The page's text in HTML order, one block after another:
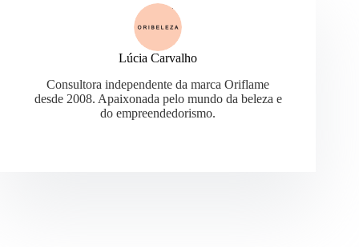
Lúcia Carvalho
Consultora independente da marca Oriflame
desde 2008. Apaixonada pelo mundo da beleza e
do empreendedorismo.